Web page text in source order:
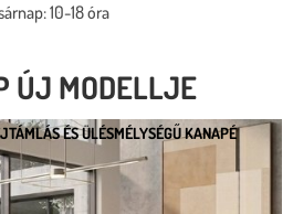
10-18 óra
ÚJ MODELLJE
ÉS ÜLÉSMÉLYSÉGŰ KANAPÉ
FEJTÁMLÁS ÉS
KANAPÉ